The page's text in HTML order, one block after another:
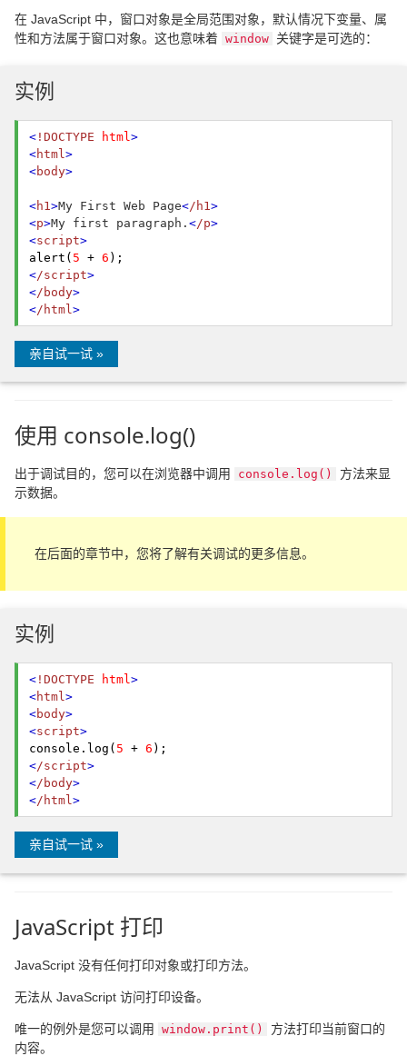
在 JavaScript 中，窗口对象是全局范围对象，默认情况下变量、属
性和方法属于窗口对象。这也意味着 window 关键字是可选的：
实例
< !DOCTYPE html>
<html>
<body>
<h1>My First Web Page</h1>
<p>My first paragraph. </p>
<script>
alert( 5 + 6 );
</script>
</body>
</html>
亲自试一试 »
使用 console.log()
出于调试目的，您可以在浏览器中调用 console.log()
方法来显
示数据。
在后面的章节中，您将了解有关调试的更多信息。
实例
< !DOCTYPE html>
<html>
<body>
<script>
console. log ( 5 + 6 );
</script>
</body>
</html>
亲自试一试 »
JavaScript 打印
JavaScript 没有任何打印对象或打印方法。
无法从 JavaScript 访问打印设备。
唯一的例外是您可以调用 window.print()
方法打印当前窗口的
内容。